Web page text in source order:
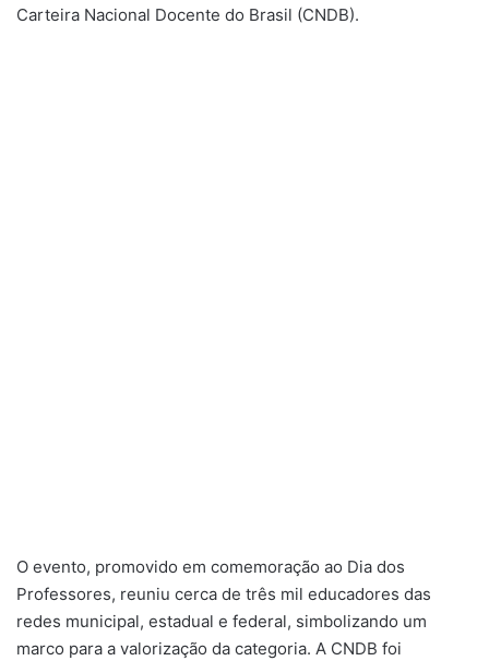
Carteira Nacional Docente do Brasil (CNDB).
O evento, promovido em comemoração ao Dia dos
Professores, reuniu cerca de três mil educadores das
redes municipal, estadual e federal, simbolizando um
marco para a valorização da categoria. A CNDB foi